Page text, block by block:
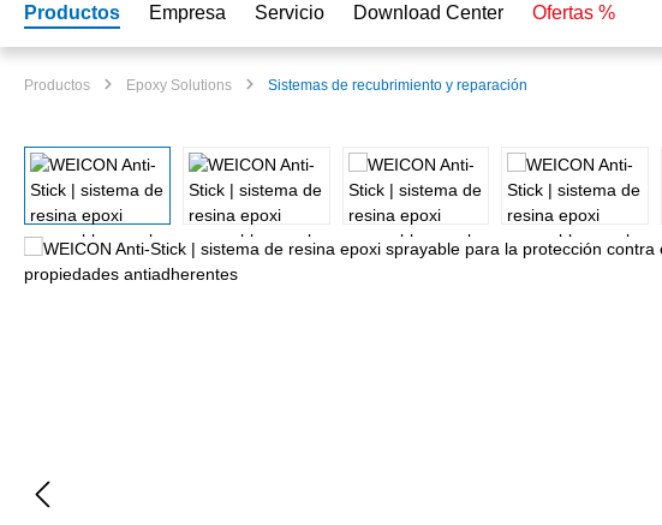
Productos Empresa Servicio Download Center Ofertas %
Productos Epoxy Solutions Sistemas de recubrimiento y reparación
Omitir galería de imágenes